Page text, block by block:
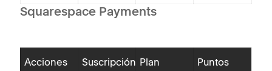
Squarespace Payments
Acciones Suscripción Plan Puntos